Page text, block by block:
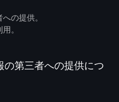
の提供。
。
第三者への提供につ